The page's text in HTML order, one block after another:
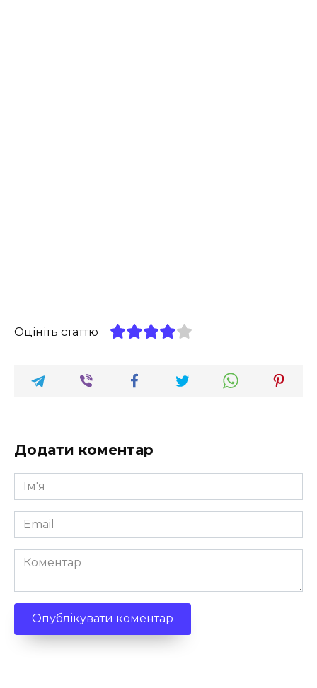
Оцініть статтю
Додати коментар
Ім'я
*
Email
*
Коментар